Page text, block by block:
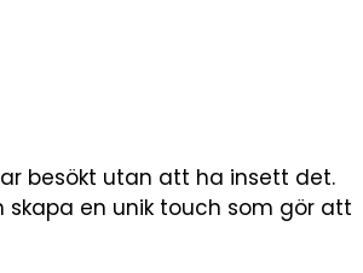
besökt utan att ha insett det.
skapa en unik touch som gör att